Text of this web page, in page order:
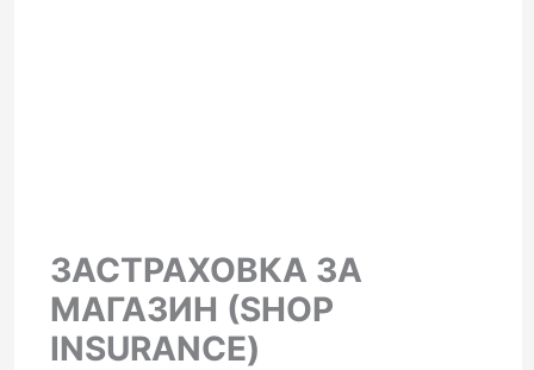
ЗАСТРАХОВКА ЗА
МАГАЗИН (SHOP
INSURANCE)